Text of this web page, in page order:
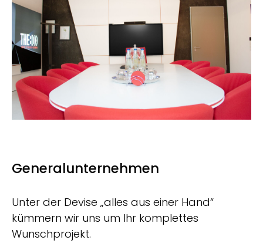
Generalunternehmen
Unter der Devise „alles aus einer Hand“
kümmern wir uns um Ihr komplettes
Wunschprojekt.